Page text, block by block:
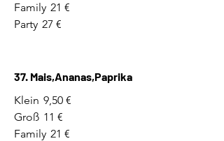
Family 21 €
Party 27 €
37. Mais,Ananas,Paprika
Klein 9,50 €
Groß 11 €
Family 21 €